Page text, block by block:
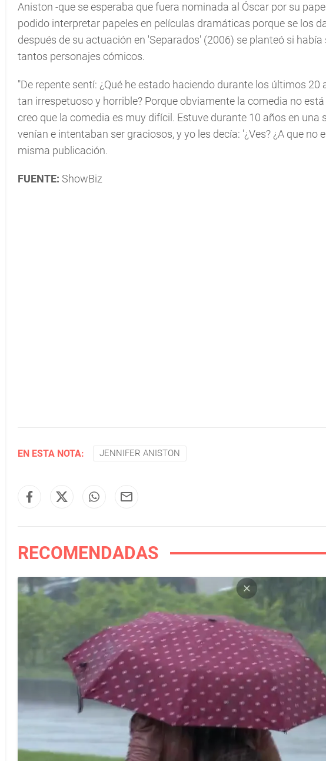
Aniston -que se esperaba que fuera nominada al Óscar por su
podido interpretar papeles en películas dramáticas porque se los
después de su actuación en 'Separados' (2006) se planteó si
tantos personajes cómicos.
"De repente sentí: ¿Qué he estado haciendo durante los últimos 20
tan irrespetuoso y horrible? Porque obviamente la comedia no
creo que la comedia es muy difícil. Estuve durante 10 años en una
venían e intentaban ser graciosos, y yo les decía: '¿Ves? ¿A que no
misma publicación.
FUENTE: ShowBiz
EN ESTA NOTA: JENNIFER ANISTON
RECOMENDADAS